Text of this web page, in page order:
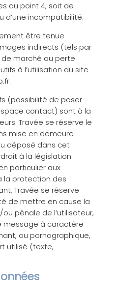
au point 4, soit de
d’une incompatibilité.
être tenue
indirects (tels par
de marché ou perte
à l’utilisation du site
(possibilité de poser
contact) sont à la
Travée se réserve le
mise en demeure
déposé dans cet
à la législation
particulier aux
la protection des
Travée se réserve
de mettre en cause la
pénale de l’utilisateur,
à caractère
ou pornographique,
utilisé (texte,